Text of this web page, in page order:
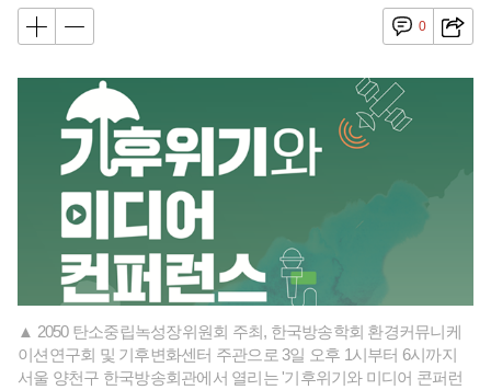
0
▲ 2050 탄소중립녹성장위원회 주최, 한국방송학회 환경커뮤니케
이션연구회 및 기후변화센터 주관으로 3일 오후 1시부터 6시까지
서울 양천구 한국방송회관에서 열리는 '기후위기와 미디어 콘퍼런